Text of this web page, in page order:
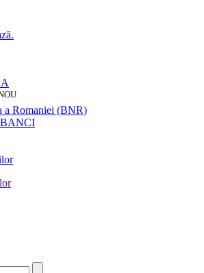
a Romaniei (BNR)